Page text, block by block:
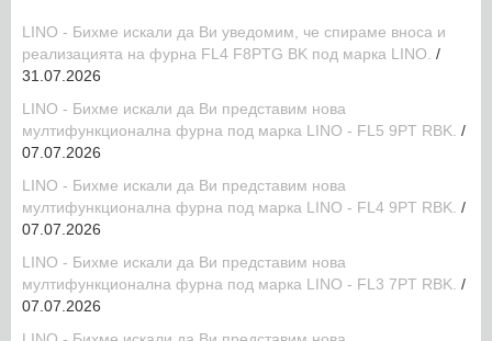
LINO - Бихме искали да Ви уведомим, че спираме вноса и
реализацията на фурна FL4 F8PTG BK под марка LINO. /
31.07.2026
LINO - Бихме искали да Ви представим новa
мултифункционална фурна под марка LINO - FL5 9PТ RBK. /
07.07.2026
LINO - Бихме искали да Ви представим новa
мултифункционална фурна под марка LINO - FL4 9PТ RBK. /
07.07.2026
LINO - Бихме искали да Ви представим новa
мултифункционална фурна под марка LINO - FL3 7PТ RBK. /
07.07.2026